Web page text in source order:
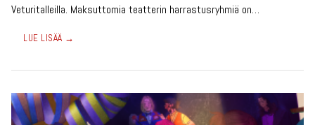
Veturitalleilla. Maksuttomia teatterin harrastusryhmiä on…
LUE LISÄÄ →